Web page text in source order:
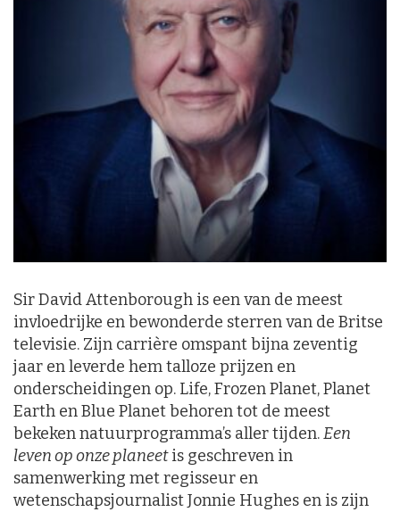
Sir David Attenborough is een van de meest
invloedrijke en bewonderde sterren van de Britse
televisie. Zijn carrière omspant bijna zeventig
jaar en leverde hem talloze prijzen en
onderscheidingen op. Life, Frozen Planet, Planet
Earth en Blue Planet behoren tot de meest
bekeken natuurprogramma’s aller tijden.Een
leven op onze planeetis geschreven in
samenwerking met regisseur en
wetenschapsjournalist Jonnie Hughes en is zijn